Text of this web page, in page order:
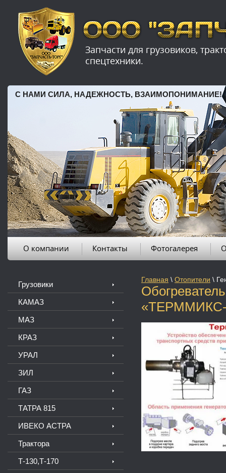
Запчасти для грузовиков,
спецтехники.
С НАМИ СИЛА, НАДЕЖНОСТЬ, ВЗАИМОПОНИМАНИЕ!
О компании Контакты Фотогалерея
Главная \ Отопители \
Обогреватель
«ТЕРММИКС-
Грузовики
КАМАЗ
МАЗ
КРАЗ
УРАЛ
ЗИЛ
ГАЗ
ТАТРА 815
ИВЕКО АСТРА
Трактора
Т-130,Т-170